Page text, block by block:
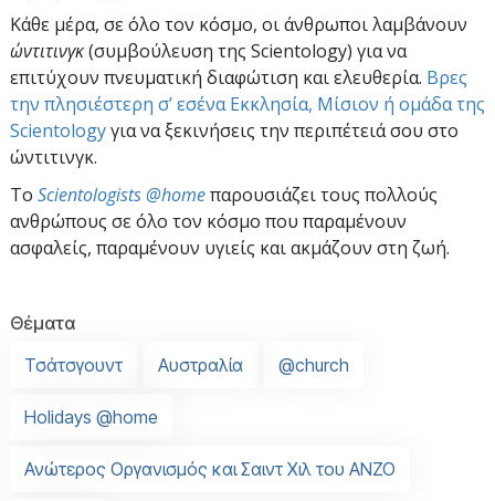
Κάθε μέρα, σε όλο τον κόσμο, οι άνθρωποι λαμβάνουν
ώντιτινγκ(συμβούλευση της Scientology) για να
επιτύχουν πνευματική διαφώτιση και ελευθερία. Βρες
την πλησιέστερη σ’ εσένα Εκκλησία, Μίσιον ή ομάδα της
Scientologyγια να ξεκινήσεις την περιπέτειά σου στο
ώντιτινγκ.
To Scientologists @homeπαρουσιάζει τους πολλούς
ανθρώπους σε όλο τον κόσμο που παραμένουν
ασφαλείς, παραμένουν υγιείς και ακμάζουν στη ζωή.
Θέματα
Τσάτσγουντ
Αυστραλία @church
Holidays @home
Ανώτερος Οργανισμός και Σαιντ Χιλ του ANZO